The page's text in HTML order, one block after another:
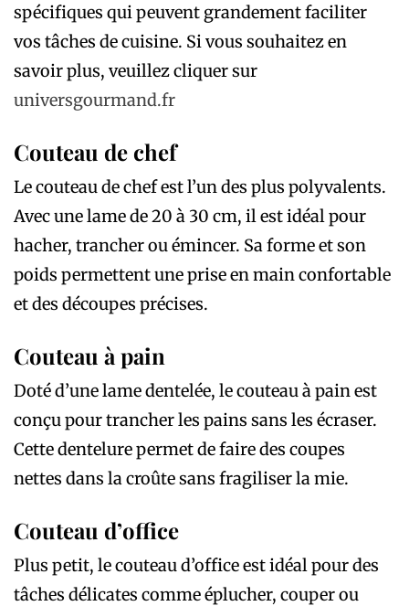
spécifiques qui peuvent grandement faciliter
vos tâches de cuisine. Si vous souhaitez en
savoir plus, veuillez cliquer sur
universgourmand.fr
Couteau de chef
Le couteau de chef est l’un des plus polyvalents.
Avec une lame de 20 à 30 cm, il est idéal pour
hacher, trancher ou émincer. Sa forme et son
poids permettent une prise en main confortable
et des découpes précises.
Couteau à pain
Doté d’une lame dentelée, le couteau à pain est
conçu pour trancher les pains sans les écraser.
Cette dentelure permet de faire des coupes
nettes dans la croûte sans fragiliser la mie.
Couteau d’office
Plus petit, le couteau d’office est idéal pour des
tâches délicates comme éplucher, couper ou